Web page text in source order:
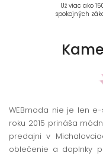
Už viac ako
spokojných
WEBmoda nie je len
roku 2015 prináša
predajni v
oblečenie a doplnky